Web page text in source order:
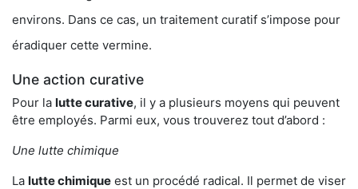
environs. Dans ce cas, un traitement curatif s’impose pour
éradiquer cette vermine.
Une action curative
Pour la lutte curative, il y a plusieurs moyens qui peuvent
être employés. Parmi eux, vous trouverez tout d’abord :
Une lutte chimique
La lutte chimique est un procédé radical. Il permet de viser